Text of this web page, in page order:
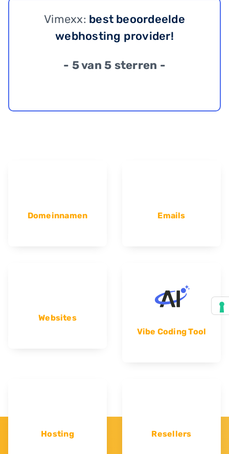
Vimexx: best beoordeelde
webhosting provider!
- 5 van 5 sterren -
Domeinnamen Emails
Websites
Vibe Coding Tool
Hosting Resellers